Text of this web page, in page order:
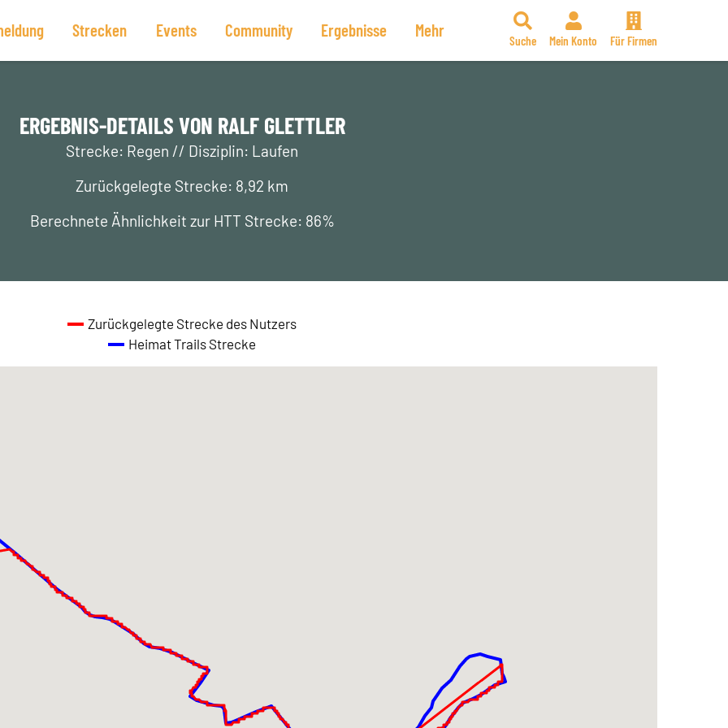
Strecken Events Community Ergebnisse Mehr
Suche Mein Konto Für Firmen
ERGEBNIS-DETAILS VON RALF GLETTLER
Strecke: Regen // Disziplin: Laufen
Zurückgelegte Strecke: 8,92 km
Berechnete Ähnlichkeit zur HTT Strecke: 86%
Zurückgelegte Strecke des Nutzers
Heimat Trails Strecke